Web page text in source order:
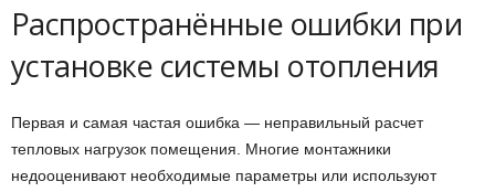
Распространённые ошибки при
установке системы отопления
Первая и самая частая ошибка — неправильный расчет
тепловых нагрузок помещения. Многие монтажники
недооценивают необходимые параметры или используют